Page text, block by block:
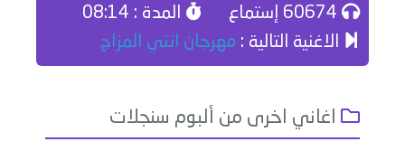
المدة : 08:14
الاغنية التالية : مهرجان انتي المزاج
اغاني اخرى من ألبوم سنجلات